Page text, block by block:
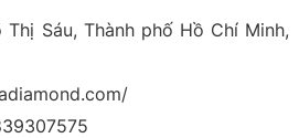
Thị Sáu, Thành phố Hồ Chí Minh,